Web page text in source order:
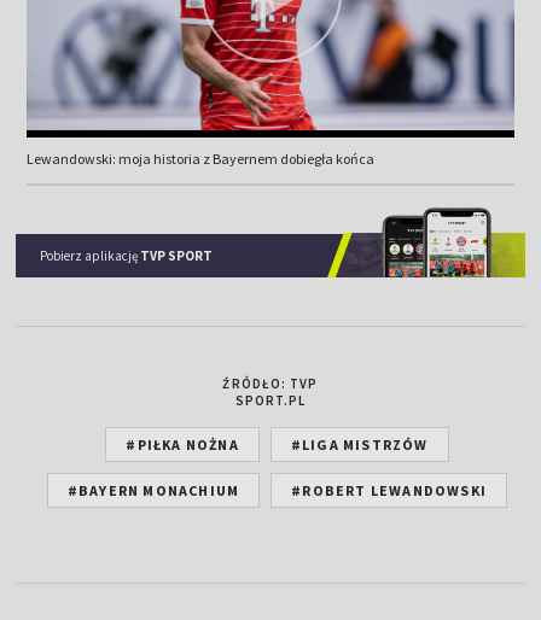
Lewandowski: moja historia z Bayernem dobiegła końca
Pobierz aplikację TVP SPORT
ŹRÓDŁO: TVP
SPORT.PL
#PIŁKA NOŻNA #LIGA MISTRZÓW
#BAYERN MONACHIUM #ROBERT LEWANDOWSKI